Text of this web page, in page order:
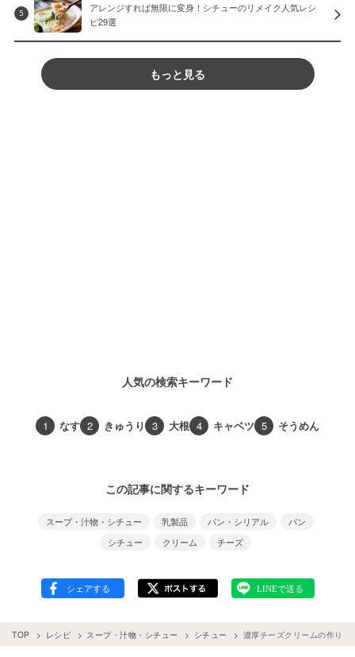
5
アレンジすれば無限に変身！シチューのリメイク人気レシ
ピ29選
もっと見る
人気の検索キーワード
1 なす 2 きゅうり 3 大根 4 キャベツ 5 そうめん
この記事に関するキーワード
スープ・汁物・シチュー 乳製品 パン・シリアル
パン
シチュー
クリーム チーズ
TOP レシピ スープ・汁物・シチュー シチュー 濃厚チーズクリームの作り